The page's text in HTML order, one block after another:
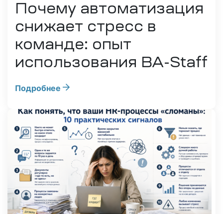
Почему автоматизация
снижает стресс в
команде: опыт
использования BA-Staff
Подробнее